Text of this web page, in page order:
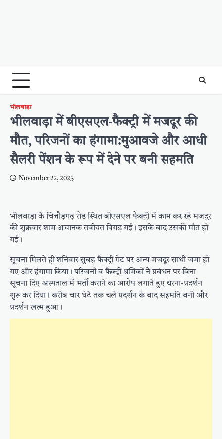
भीलवाड़ा
भीलवाड़ा में बीएसएल-फैक्ट्री में मजदूर की
मौत, परिजनों का हंगामा:मुआवजे और आधी
सैलरी पेंशन के रूप में देने पर बनी सहमति
November 22, 2025
भीलवाड़ा के चित्तौड़गढ़ रोड स्थित बीएसएल फैक्ट्री में काम कर रहे मजदूर
की शुक्रवार शाम अचानक तबीयत बिगड़ गई। इसके बाद उसकी मौत हो
गई।
सूचना मिलते ही शनिवार सुबह फैक्ट्री गेट पर अन्य मजदूर साथी जमा हो
गए और हंगामा किया। परिजनों व फैक्ट्री श्रमिकों ने प्रबंधन पर बिना
सूचना दिए अस्पताल में भर्ती कराने का आरोप लगाते हुए धरना-प्रदर्शन
शुरू कर दिया। करीब चार घंटे तक चले प्रदर्शन के बाद सहमति बनी और
प्रदर्शन खत्म हुआ।